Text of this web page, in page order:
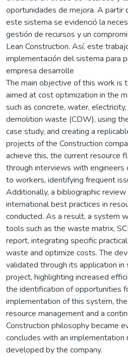
oportunidades de mejora. A partir
este sistema se evidenció la
gestión de recursos y un
Lean Construction. Así, este
implementación del sistema para
empresa desarrolle
The main objective of this work is
aimed at cost optimization in the
such as concrete, water,
demolition waste (CDW), using
case study, and creating a
projects of the Construction
achieve this, the current resource
through interviews with engineers
to workers, identifying frequent
Additionally, a bibliographic
international best practices in
conducted. As a result, a system
tools such as the waste matrix,
report, integrating specific
waste and optimize costs. The
validated through its application
project, highlighting increased
the identification of opportunities
implementation of this system,
resource management and a
Construction philosophy became
concludes with an
developed by the company.